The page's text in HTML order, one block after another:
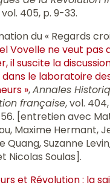
vol. 405, p. 9-33.
du « Regards
Vovelle ne veut
il suscite la
le laboratoire
»,Annales
française, vol.
[entretien avec
Maxime Hermant,
Quang, Suzanne
Nicolas Soulas].
et Révolution : la